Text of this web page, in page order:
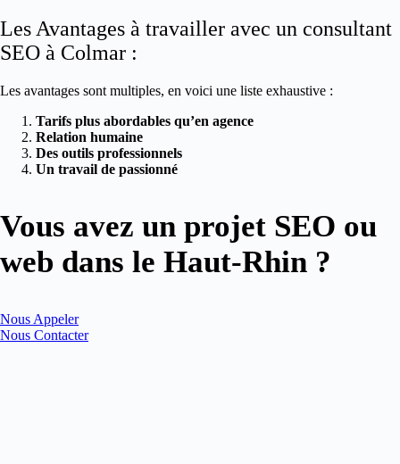
Les Avantages à travailler avec un consultant
SEO à Colmar :
Les avantages sont multiples, en voici une liste exhaustive :
Tarifs plus abordables qu’en agence
Relation humaine
Des outils professionnels
Un travail de passionné
Vous avez un projet SEO ou
web dans le Haut-Rhin ?
Nous Appeler
Nous Contacter